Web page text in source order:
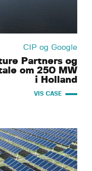
CIP og Google
Partners og
om 250 MW
i Holland
VIS CASE